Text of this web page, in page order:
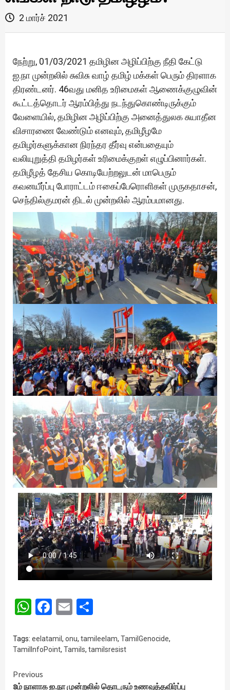
2 மார்ச் 2021
நேற்று, 01/03/2021 தமிழின அழிப்பிற்கு நீதி கேட்டு
ஐ.நா முன்றலில் சுவிசு வாழ் தமிழ் மக்கள் பெரும் திரளாக
திரண்டனர். 46வது மனித உரிமைகள் ஆணைக்குழுவின்
கூட்டத்தொடர் ஆரம்பித்து நடந்துகொண்டிருக்கும்
வேளையில், தமிழின அழிப்பிற்கு அனைத்துலக சுயாதீன
விசாரணை வேண்டும் எனவும், தமிழீழமே
தமிழர்களுக்கான நிரந்தர தீர்வு என்பதையும்
வலியுறுத்தி தமிழர்கள் உரிமைக்குறள் எழுப்பினார்கள்.
தமிழீழத் தேசிய கொடியேற்றலுடன் மாபெரும்
கவனயீர்ப்பு போராட்டம் ஈகைப்பேரொளிகள் முருகதாசன்,
செந்தில்குமரன் திடல் முன்றலில் ஆரம்பமானது.
WhatsApp
Facebook
Email
Tags: eelatamil , onu, tamileelam, TamilGenocide,
TamilInfoPoint, Tamils, tamilsresist
Continue
Previous
8ம் நாளாக ஐ.நா முன்றலில் தொடரும் உணவுத்தவிர்ப்பு